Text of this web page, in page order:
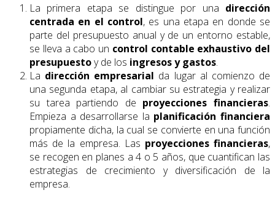
La primera etapa se distingue por una dirección
centrada en el control, es una etapa en donde se
parte del presupuesto anual y de un entorno estable,
se lleva a cabo un control contable exhaustivo del
presupuestoy de los ingresos y gastos.
La dirección empresarial da lugar al comienzo de
una segunda etapa, al cambiar su estrategia y realizar
su tarea partiendo de proyecciones financieras.
Empieza a desarrollarse la planificación financiera
propiamente dicha, la cual se convierte en una función
más de la empresa. Las proyecciones financieras,
se recogen en planes a 4 o 5 años, que cuantifican las
estrategias de crecimiento y diversificación de la
empresa.